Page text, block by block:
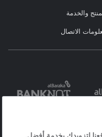
والخدمة
الاتصال